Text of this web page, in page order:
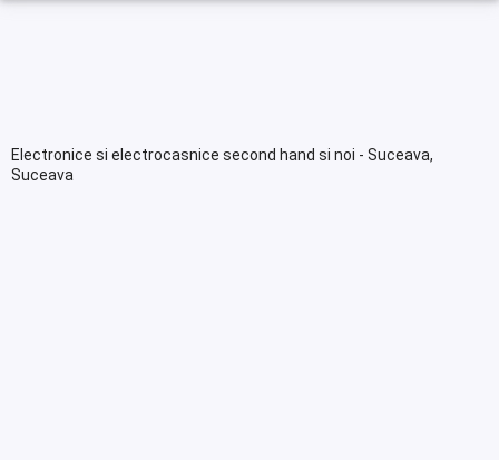
Electronice si electrocasnice second hand si noi - Suceava,
Suceava